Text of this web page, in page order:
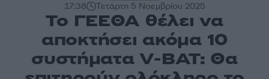
17:38 Τετάρτη 5 Νοεμβρίου 2025
Το ΓΕΕΘΑ θέλει να
αποκτήσει ακόμα 10
συστήματα V-BAT: Θα